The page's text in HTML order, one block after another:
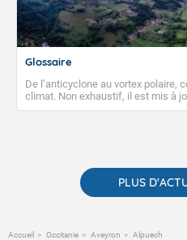
Glossaire
De l’anticyclone au vortex polaire,
climat. Non exhaustif, il est mis à
publications. Vous y trouverez
PLUS
Accueil Occitanie Aveyron Alpuech